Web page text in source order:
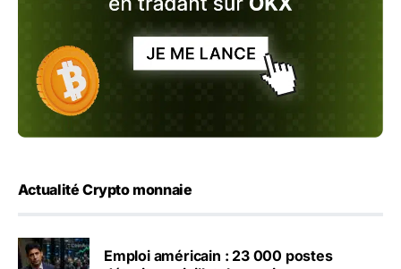
Actualité Crypto monnaie
Emploi américain : 23 000 postes